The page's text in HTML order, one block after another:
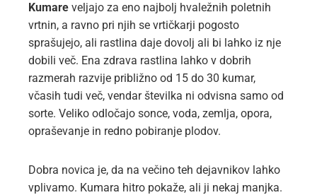
Kumare veljajo za eno najbolj hvaležnih poletnih
vrtnin, a ravno pri njih se vrtičkarji pogosto
sprašujejo, ali rastlina daje dovolj ali bi lahko iz nje
dobili več. Ena zdrava rastlina lahko v dobrih
razmerah razvije približno od 15 do 30 kumar,
včasih tudi več, vendar številka ni odvisna samo od
sorte. Veliko odločajo sonce, voda, zemlja, opora,
opraševanje in redno pobiranje plodov.
Dobra novica je, da na večino teh dejavnikov lahko
vplivamo. Kumara hitro pokaže, ali ji nekaj manjka.